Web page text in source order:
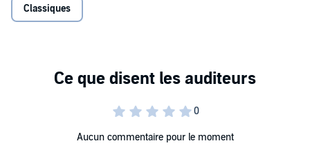
Pero antes hicieron que Hop-Frog se emborrachara, éste como
centro de la sala, les hizo hacer un circulo y los ató a todos con una
cadena, los elevo como si fueran una lámpara y luego les prendió
Public Domain (P)2019 Jaime Arredondo
Classiques
Aucun commentaire pour le moment